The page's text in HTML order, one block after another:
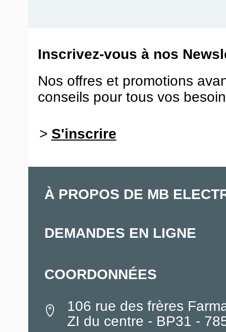
Inscrivez-vous à nos
Nos offres et promotions
conseils pour tous vos
> S'inscrire
À PROPOS DE MB
DEMANDES EN LIGNE
COORDONNÉES
106 rue des frères
ZI du centre - BP31 -